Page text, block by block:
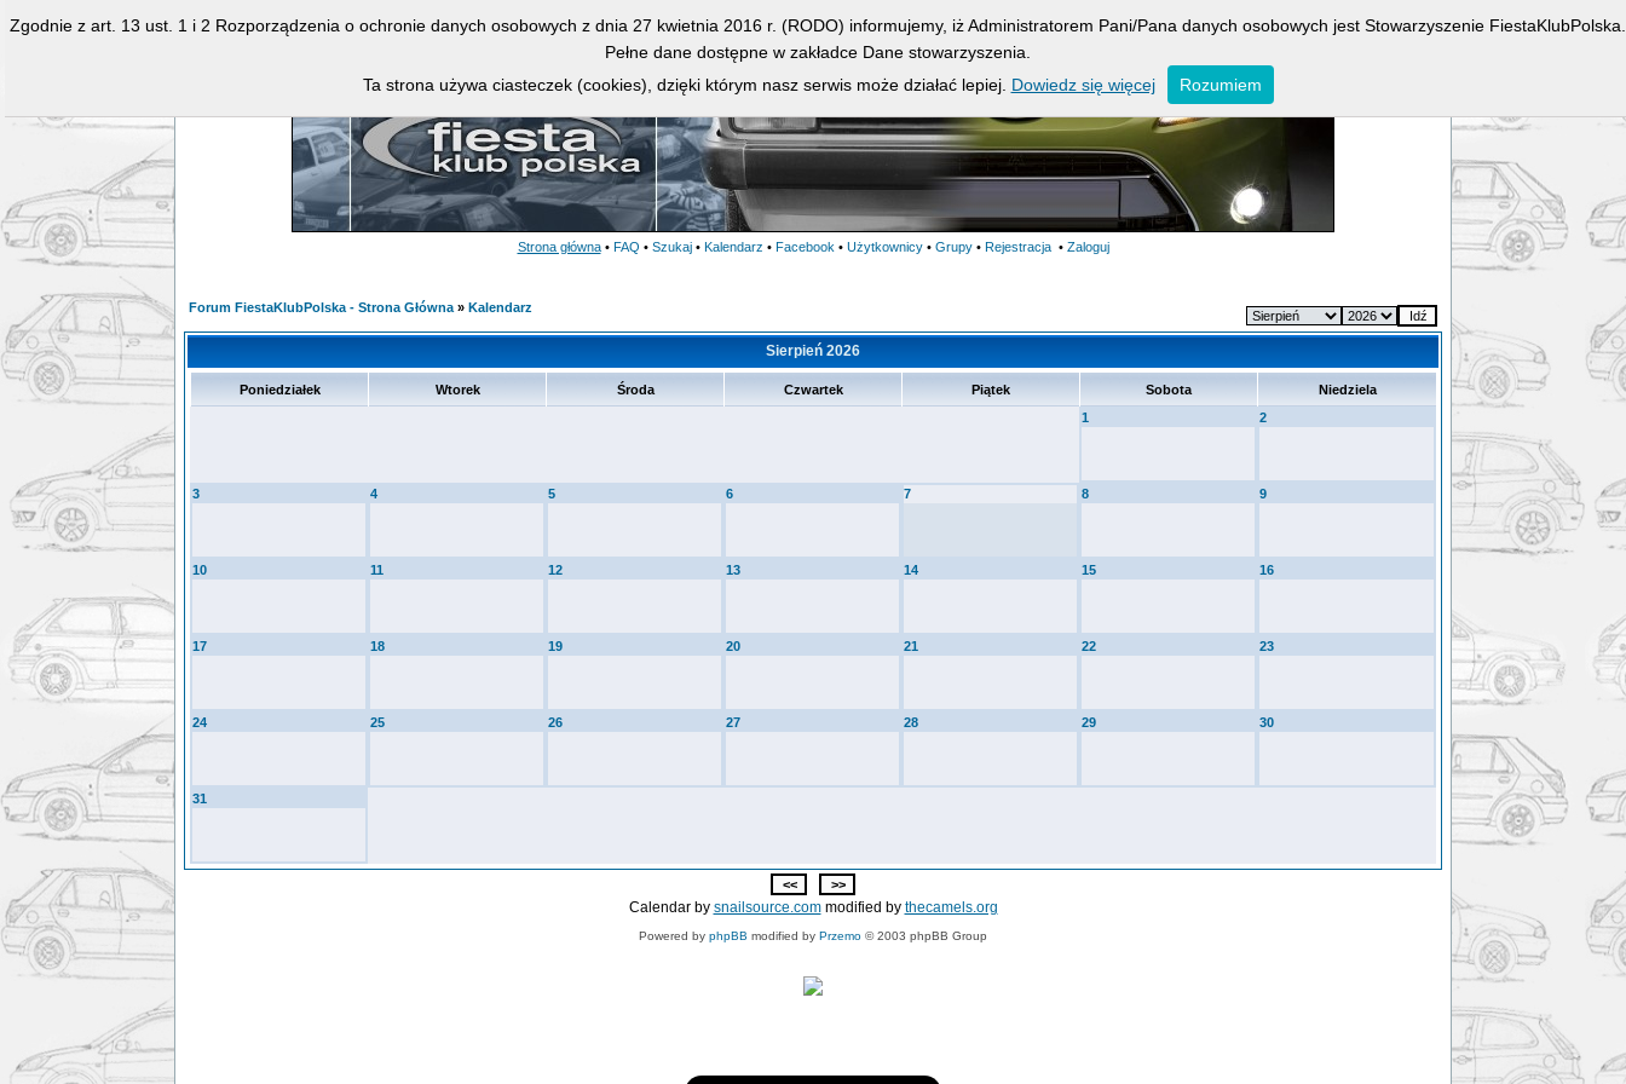
Strona główna • FAQ • Szukaj • Kalendarz • Facebook • Użytkownicy • Grupy • Rejestracja • Zaloguj
Forum FiestaKlubPolska - Strona Główna » Kalendarz
Sierpień 2026
Poniedziałek Wtorek Środa Czwartek Piątek Sobota
Niedziela
1
2
3 4 5 6 7 8 9
10 11 12 13 14 15 16
17 18 19 20 21 22 23
24 25 26 27 28 29 30
31
Calendar by snailsource.commodified by thecamels.org
Powered by phpBB modified by Przemo © 2003 phpBB Group
Zgodnie z art. 13 ust. 1 i 2 Rozporządzenia o ochronie danych osobowych z dnia 27 kwietnia 2016 r. (RODO) informujemy, iż Administratorem Pani/Pana danych osobowych jest Stowarzyszenie FiestaKlubPolska.
Pełne dane dostępne w zakładce Dane stowarzyszenia.
Ta strona używa ciasteczek (cookies), dzięki którym nasz serwis może działać lepiej. Dowiedz się więcej Rozumiem